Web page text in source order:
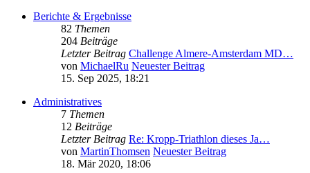
Berichte & Ergebnisse
82 Themen
204 Beiträge
Letzter Beitrag Challenge Almere-Amsterdam MD…
von MichaelRu Neuester Beitrag
15. Sep 2025, 18:21
Administratives
7 Themen
12 Beiträge
Letzter Beitrag Re: Kropp-Triathlon dieses Ja…
von MartinThomsen Neuester Beitrag
18. Mär 2020, 18:06